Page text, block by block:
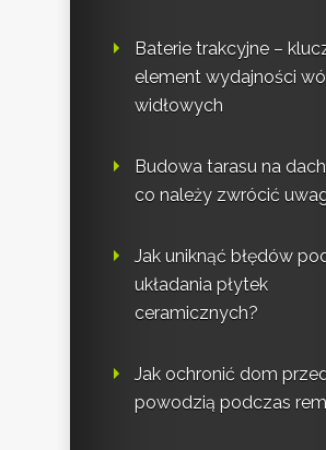
Baterie trakcyjne –
element wydajności
widłowych
Budowa tarasu na
co należy zwrócić
Jak uniknąć błędów
układania płytek
ceramicznych?
Jak ochronić dom
powodzią podczas